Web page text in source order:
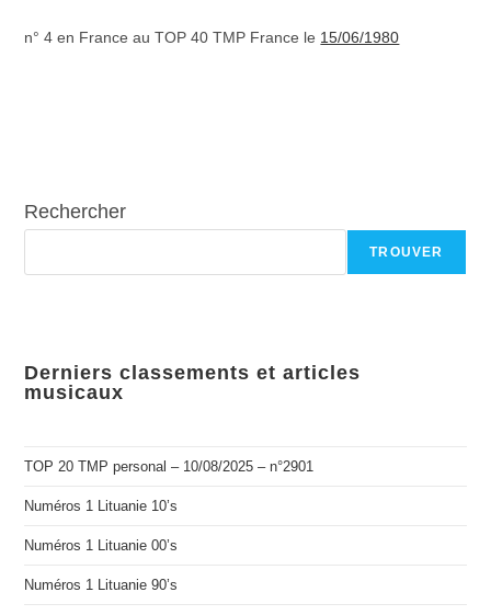
n° 4 en France au TOP 40 TMP France le 15/06/1980
Rechercher
TROUVER
Derniers classements et articles
musicaux
TOP 20 TMP personal – 10/08/2025 – n°2901
Numéros 1 Lituanie 10’s
Numéros 1 Lituanie 00’s
Numéros 1 Lituanie 90’s